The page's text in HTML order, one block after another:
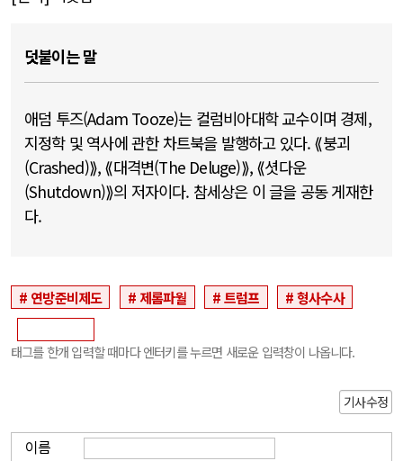
덧붙이는 말
애덤 투즈(Adam Tooze)는 컬럼비아대학 교수이며 경제,
지정학 및 역사에 관한 차트북을 발행하고 있다. ⟪붕괴
(Crashed)⟫, ⟪대격변(The Deluge)⟫, ⟪셧다운
(Shutdown)⟫의 저자이다. 참세상은 이 글을 공동 게재한
다.
연방준비제도 제롬파월 트럼프 형사수사
태그를 한개 입력할 때마다 엔터키를 누르면 새로운 입력창이 나옵니다.
기사수정
이름